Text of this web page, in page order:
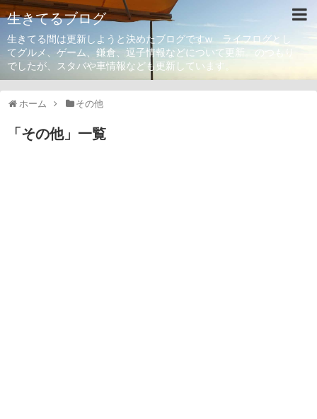
生きてるブログ
生きてる間は更新しようと決めたブログですw ライフログとし
てグルメ、ゲーム、鎌倉、逗子情報などについて更新。のつもり
でしたが、スタバや車情報なども更新しています。
ホーム その他
「 その他」 一覧